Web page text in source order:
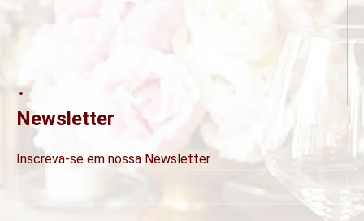
Newsletter
Inscreva-se em nossa Newsletter